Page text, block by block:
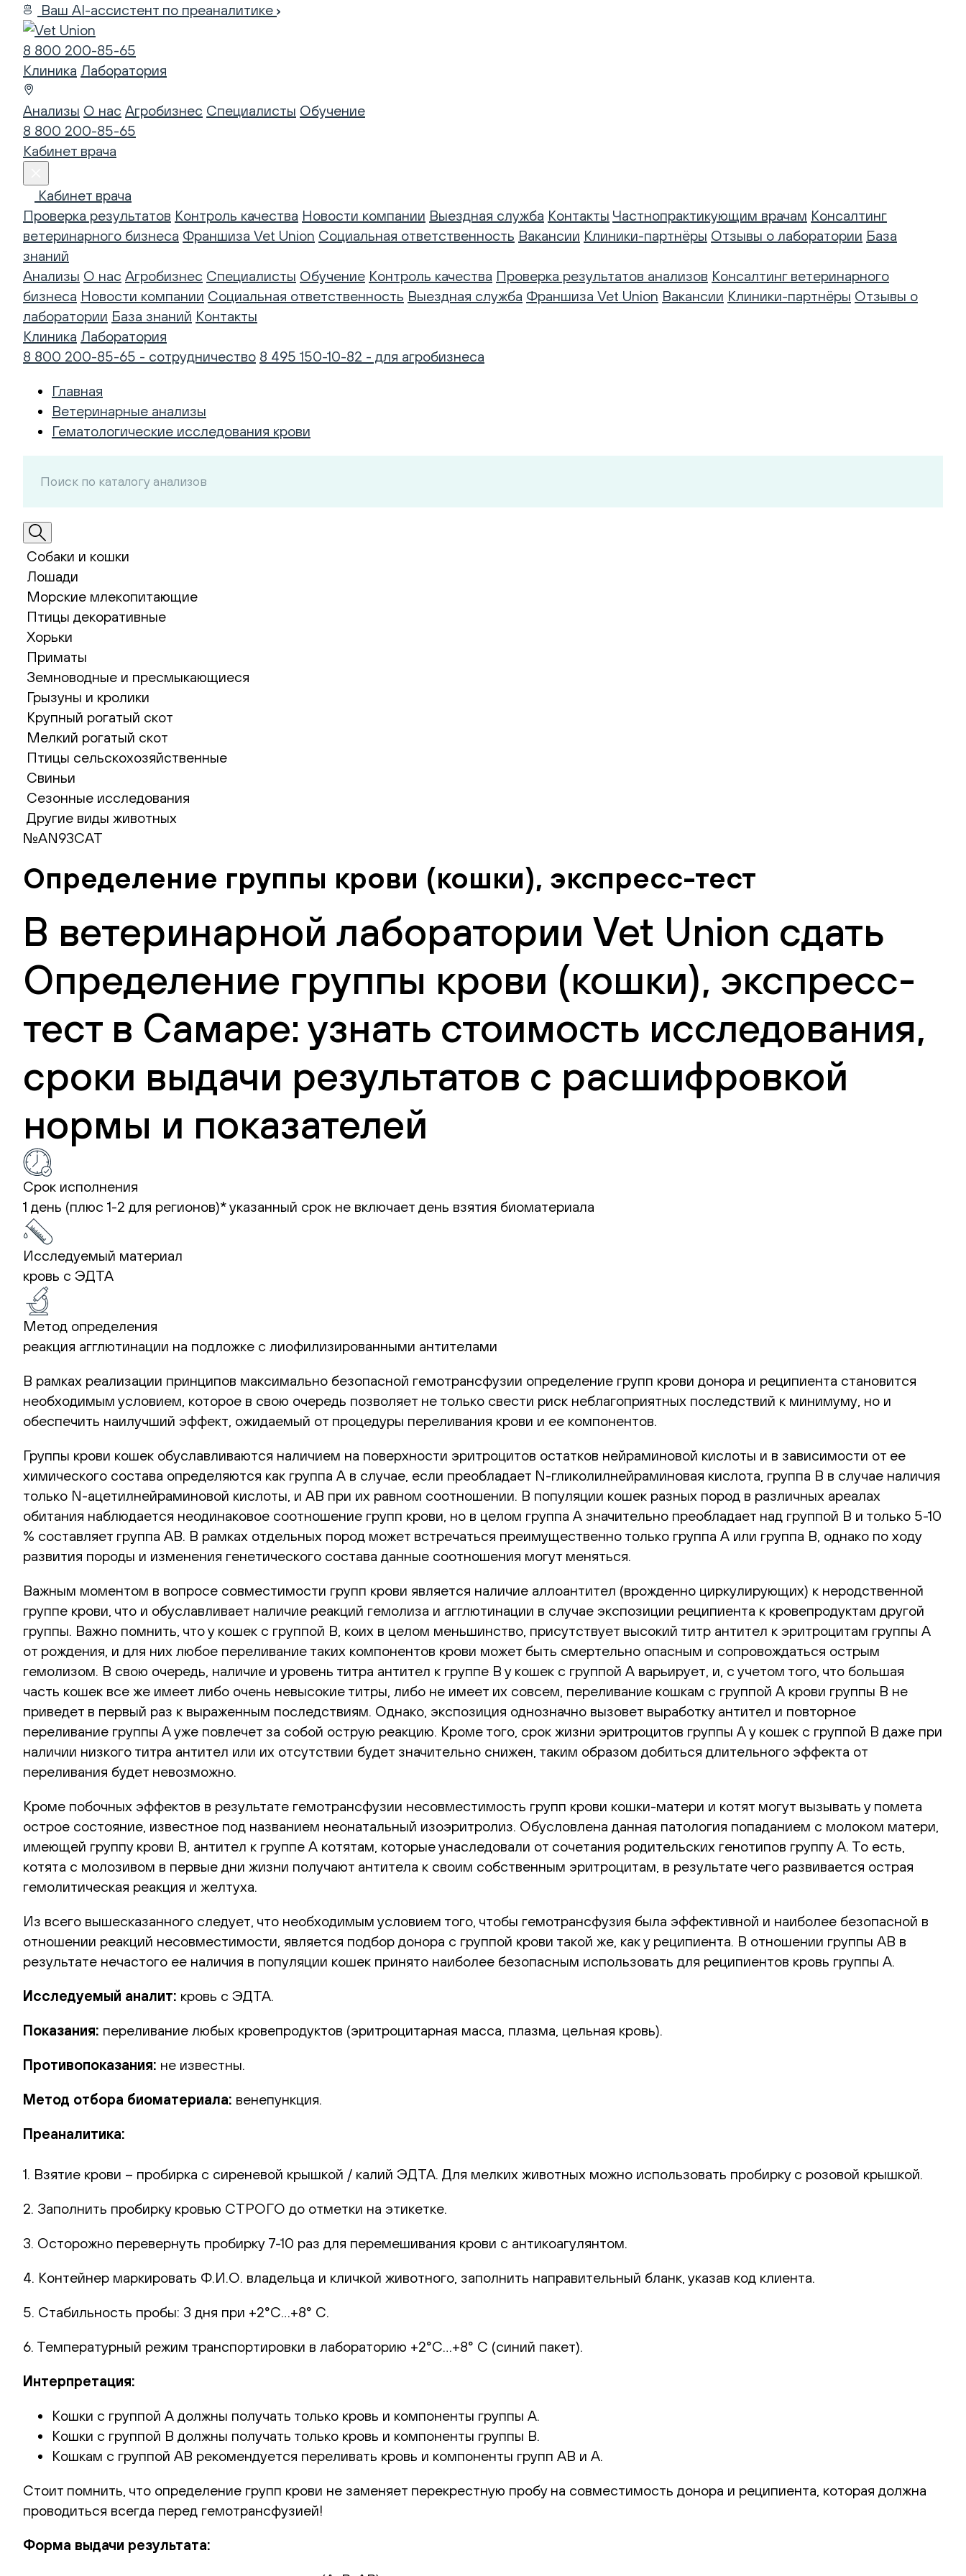
Ваш AI-ассистент по преаналитике
8 800 200-85-65
Клиника Лаборатория
Анализы О нас Агробизнес Специалисты Обучение
8 800 200-85-65
Кабинет врача
Кабинет врача
Проверка результатов Контроль качества Новости компании Выездная служба Контакты Частнопрактикующим врачам Консалтинг
ветеринарного бизнеса Франшиза Vet Union Социальная ответственность Вакансии Клиники-партнёры Отзывы о лаборатории База
знаний
Анализы О нас Агробизнес Специалисты Обучение Контроль качества Проверка результатов анализов Консалтинг ветеринарного
бизнеса Новости компании Социальная ответственность Выездная служба Франшиза Vet Union Вакансии Клиники-партнёры Отзывы о
лаборатории База знаний Контакты
Клиника Лаборатория
8 800 200-85-65 - сотрудничество 8 495 150-10-82 - для агробизнеса
Главная
Ветеринарные анализы
Гематологические исследования крови
Собаки и кошки
Лошади
Морские млекопитающие
Птицы декоративные
Хорьки
Приматы
Земноводные и пресмыкающиеся
Грызуны и кролики
Крупный рогатый скот
Мелкий рогатый скот
Птицы сельскохозяйственные
Свиньи
Сезонные исследования
Другие виды животных
№AN93CAT
Определение группы крови (кошки), экспресс-тест
В ветеринарной лаборатории Vet Union сдать
Определение группы крови (кошки), экспресс-
тест в Самаре: узнать стоимость исследования,
сроки выдачи результатов с расшифровкой
нормы и показателей
Срок исполнения
1 день (плюс 1-2 для регионов)*указанный срок не включает день взятия биоматериала
Исследуемый материал
кровь с ЭДТА
Метод определения
реакция агглютинации на подложке с лиофилизированными антителами
В рамках реализации принципов максимально безопасной гемотрансфузии определение групп крови донора и реципиента становится
необходимым условием, которое в свою очередь позволяет не только свести риск неблагоприятных последствий к минимуму, но и
обеспечить наилучший эффект, ожидаемый от процедуры переливания крови и ее компонентов.
Группы крови кошек обуславливаются наличием на поверхности эритроцитов остатков нейраминовой кислоты и в зависимости от ее
химического состава определяются как группа А в случае, если преобладает N-гликолилнейраминовая кислота, группа В в случае наличия
только N-ацетилнейраминовой кислоты, и АВ при их равном соотношении. В популяции кошек разных пород в различных ареалах
обитания наблюдается неодинаковое соотношение групп крови, но в целом группа А значительно преобладает над группой В и только 5-10
% составляет группа АВ. В рамках отдельных пород может встречаться преимущественно только группа А или группа В, однако по ходу
развития породы и изменения генетического состава данные соотношения могут меняться.
Важным моментом в вопросе совместимости групп крови является наличие аллоантител (врожденно циркулирующих) к неродственной
группе крови, что и обуславливает наличие реакций гемолиза и агглютинации в случае экспозиции реципиента к кровепродуктам другой
группы. Важно помнить, что у кошек с группой В, коих в целом меньшинство, присутствует высокий титр антител к эритроцитам группы А
от рождения, и для них любое переливание таких компонентов крови может быть смертельно опасным и сопровождаться острым
гемолизом. В свою очередь, наличие и уровень титра антител к группе В у кошек с группой А варьирует, и, с учетом того, что большая
часть кошек все же имеет либо очень невысокие титры, либо не имеет их совсем, переливание кошкам с группой А крови группы В не
приведет в первый раз к выраженным последствиям. Однако, экспозиция однозначно вызовет выработку антител и повторное
переливание группы А уже повлечет за собой острую реакцию. Кроме того, срок жизни эритроцитов группы А у кошек с группой В даже при
наличии низкого титра антител или их отсутствии будет значительно снижен, таким образом добиться длительного эффекта от
переливания будет невозможно.
Кроме побочных эффектов в результате гемотрансфузии несовместимость групп крови кошки-матери и котят могут вызывать у помета
острое состояние, известное под названием неонатальный изоэритролиз. Обусловлена данная патология попаданием с молоком матери,
имеющей группу крови В, антител к группе А котятам, которые унаследовали от сочетания родительских генотипов группу А. То есть,
котята с молозивом в первые дни жизни получают антитела к своим собственным эритроцитам, в результате чего развивается острая
гемолитическая реакция и желтуха.
Из всего вышесказанного следует, что необходимым условием того, чтобы гемотрансфузия была эффективной и наиболее безопасной в
отношении реакций несовместимости, является подбор донора с группой крови такой же, как у реципиента. В отношении группы АВ в
результате нечастого ее наличия в популяции кошек принято наиболее безопасным использовать для реципиентов кровь группы А.
Исследуемый аналит: кровь с ЭДТА.
Показания: переливание любых кровепродуктов (эритроцитарная масса, плазма, цельная кровь).
Противопоказания: не известны.
Метод отбора биоматериала: венепункция.
Преаналитика:
1. Взятие крови – пробирка с сиреневой крышкой / калий ЭДТА. Для мелких животных можно использовать пробирку с розовой крышкой.
2. Заполнить пробирку кровью СТРОГО до отметки на этикетке.
3. Осторожно перевернуть пробирку 7-10 раз для перемешивания крови с антикоагулянтом.
4. Контейнер маркировать Ф.И.О. владельца и кличкой животного, заполнить направительный бланк, указав код клиента.
5. Стабильность пробы: 3 дня при +2°С…+8° С.
6. Температурный режим транспортировки в лабораторию +2°С…+8° С (синий пакет).
Интерпретация:
Кошки с группой А должны получать только кровь и компоненты группы А.
Кошки с группой В должны получать только кровь и компоненты группы В.
Кошкам с группой АВ рекомендуется переливать кровь и компоненты групп АВ и А.
Стоит помнить, что определение групп крови не заменяет перекрестную пробу на совместимость донора и реципиента, которая должна
проводиться всегда перед гемотрансфузией!
Форма выдачи результата: